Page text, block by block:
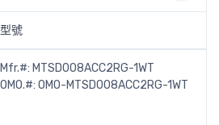
型號
Mfr.#: MTSD008ACC2RG-1WT
OMO.#: OMO-MTSD008ACC2RG-1WT